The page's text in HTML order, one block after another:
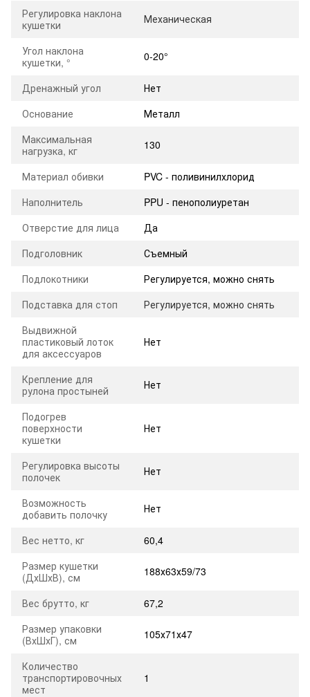
Регулировка наклона
кушетки
Механическая
Угол наклона
кушетки, °
0-20°
Дренажный угол
Нет
Основание
Металл
Максимальная
нагрузка, кг
130
Материал обивки
PVC - поливинилхлорид
Наполнитель
PPU - пенополиуретан
Отверстие для лица
Да
Подголовник
Съемный
Подлокотники
Регулируется, можно снять
Подставка для стоп
Регулируется, можно снять
Выдвижной
пластиковый лоток
для аксессуаров
Нет
Крепление для
рулона простыней
Нет
Подогрев
поверхности
кушетки
Нет
Регулировка высоты
полочек
Нет
Возможность
добавить полочку
Нет
Вес нетто, кг
60,4
Размер кушетки
(ДхШхВ), см
188х63х59/73
Вес брутто, кг
67,2
Размер упаковки
(ВхШхГ), см
105х71х47
Количество
транспортировочных
мест
1